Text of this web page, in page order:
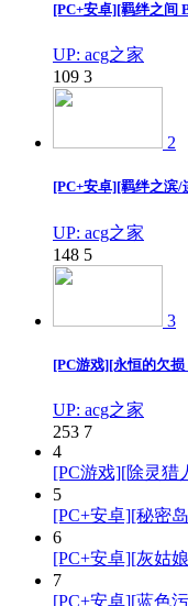
[PC+安卓][羁绊之间
UP: acg之家
109 3
2
[PC+安卓][羁绊之滨/
UP: acg之家
148 5
3
[PC游戏][永恒的欠
UP: acg之家
253 7
4
[PC游戏][除灵猎
5
[PC+安卓][秘密岛
6
[PC+安卓][灰姑
7
[PC+安卓][蓝色